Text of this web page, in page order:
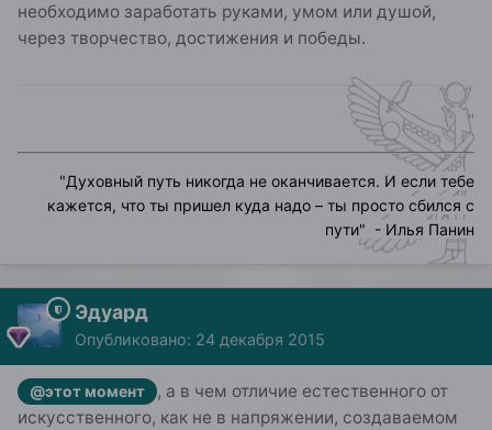
необходимо заработать руками, умом или душой,
через творчество, достижения и победы.
"
"Духовный путь никогда не оканчивается. И если тебе
кажется, что ты пришел куда надо – ты просто сбился с
пути" - Илья Панин
Эдуард
Опубликовано: 24 декабря 2015
@этот момент
, а в чем отличие естественного от
искусственного, как не в напряжении, создаваемом